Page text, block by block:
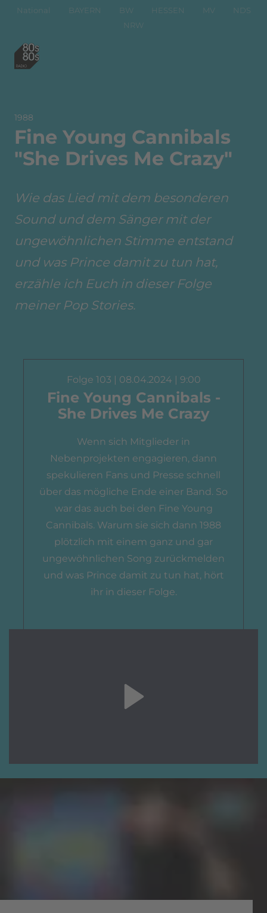
National BAYERN BW HESSEN MV
NDS
NRW
1988
Fine Young Cannibals
"She Drives Me Crazy"
Wie das Lied mit dem besonderen
Sound und dem Sänger mit der
ungewöhnlichen Stimme entstand
und was Prince damit zu tun hat,
erzähle ich Euch in dieser Folge
meiner Pop Stories.
Folge 103 | 08.04.2024 | 9:00
Fine Young Cannibals -
She Drives Me Crazy
Wenn sich Mitglieder in
Nebenprojekten engagieren, dann
spekulieren Fans und Presse schnell
über das mögliche Ende einer Band. So
war das auch bei den Fine Young
Cannibals. Warum sie sich dann 1988
plötzlich mit einem ganz und gar
ungewöhnlichen Song zurückmelden
und was Prince damit zu tun hat, hört
ihr in dieser Folge.